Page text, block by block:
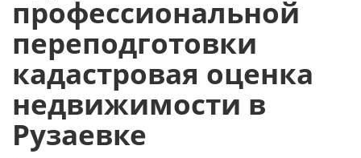
профессиональной
переподготовки
кадастровая оценка
недвижимости в
Рузаевке